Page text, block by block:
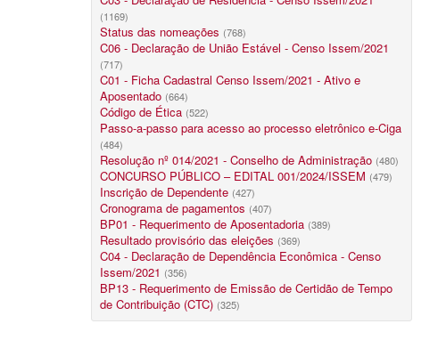
(1169)
Status das nomeações (768)
C06 - Declaração de União Estável - Censo Issem/2021
(717)
C01 - Ficha Cadastral Censo Issem/2021 - Ativo e
Aposentado (664)
Código de Ética (522)
Passo-a-passo para acesso ao processo eletrônico e-Ciga
(484)
Resolução nº 014/2021 - Conselho de Administração (480)
CONCURSO PÚBLICO – EDITAL 001/2024/ISSEM (479)
Inscrição de Dependente (427)
Cronograma de pagamentos (407)
BP01 - Requerimento de Aposentadoria (389)
Resultado provisório das eleições (369)
C04 - Declaração de Dependência Econômica - Censo
Issem/2021 (356)
BP13 - Requerimento de Emissão de Certidão de Tempo
de Contribuição (CTC) (325)